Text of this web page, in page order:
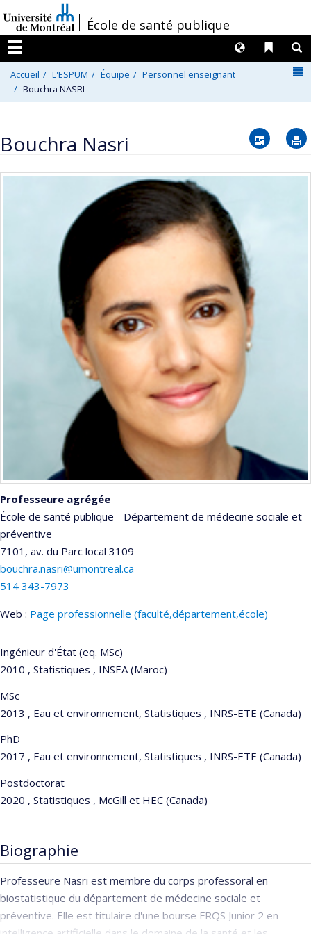
au
contenu
/École de santé publique
Menu
Liens
Langues
Accueil L'ESPUM Équipe
Personnel enseignant
Bouchra NASRI
Bouchra Nasri Vcard
Professeure agrégée
École de santé publique - Département de médecine sociale et
préventive
7101, av. du Parc local 3109
bouchra.nasri@umontreal.ca
514 343-7973
Web : Page professionnelle (faculté,département,école)
Ingénieur d'État (eq. MSc)
2010 , Statistiques , INSEA (Maroc)
MSc
2013 , Eau et environnement, Statistiques , INRS-ETE (Canada)
PhD
2017 , Eau et environnement, Statistiques , INRS-ETE (Canada)
Postdoctorat
2020 , Statistiques , McGill et HEC (Canada)
Biographie
Professeure Nasri est membre du corps professoral en
biostatistique du département de médecine sociale et
préventive. Elle est titulaire d'une bourse FRQS Junior 2 en